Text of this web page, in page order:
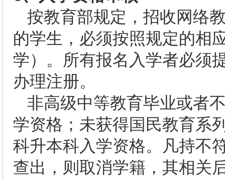
按教育部规定，招收网络
的学生，必须按照规定的相
学）。所有报名入学者必须
办理注册。
非高级中等教育毕业或者
学资格；未获得国民教育系
科升本科入学资格。凡持不
查出，则取消学籍，其相关